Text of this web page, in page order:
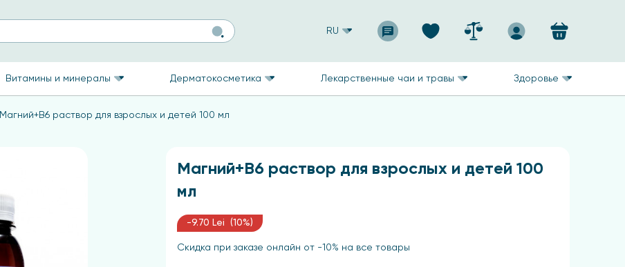
RU
Витамины и минералы Дерматокосметика Лекарственные чаи и травы Здоровье
Магний+В6 раствор для взрослых и детей 100 мл
Магний+В6 раствор для взрослых и детей 100
мл
-9.70 Lei (10%)
Скидка при заказе онлайн от -10% на все товары